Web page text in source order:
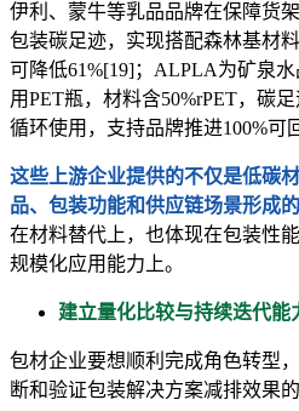
伊利、蒙牛等乳品品牌在保障货
包装碳足迹，实现搭配森林基材
可降低61%[19]；ALPLA为矿泉
用PET瓶，材料含50%rPET，碳
循环使用，支持品牌推进100%可
这些上游企业提供的不仅是低碳
品、包装功能和供应链场景形成的
在材料替代上，也体现在包装性
规模化应用能力上。
建立量化比较与持续迭代能
包材企业要想顺利完成角色转型
断和验证包装解决方案减排效果的